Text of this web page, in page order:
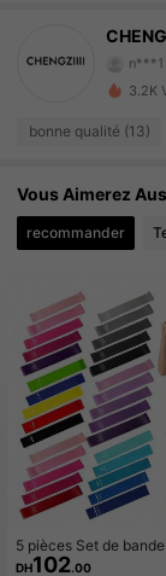
4.63
4.63
4.63
4.63
4.63
4.63
4.63
3.2K
bonne qualité (13)
Vous Aimerez
recommander
5 pièces Set de
ce, convient pour la
DH102.00